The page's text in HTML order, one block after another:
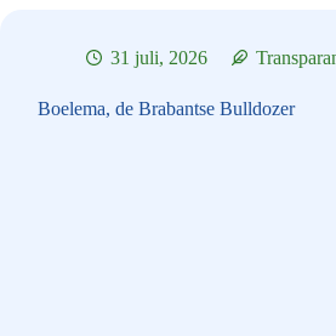
31 juli, 2026
Boelema, de Brabantse Bulldozer